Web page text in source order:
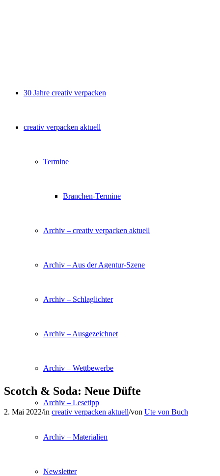
30 Jahre creativ verpacken
creativ verpacken aktuell
Termine
Branchen-Termine
Archiv – creativ verpacken aktuell
Archiv – Aus der Agentur-Szene
Archiv – Schlaglichter
Archiv – Ausgezeichnet
Archiv – Wettbewerbe
Archiv – Lesetipp
Archiv – Materialien
Newsletter
Scotch & Soda: Neue Düfte
2. Mai 2022/in creativ verpacken aktuell/von Ute von Buch